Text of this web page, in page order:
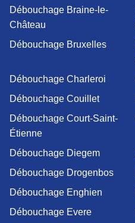
Débouchage Braine-le-
Château
Débouchage Bruxelles
Débouchage Charleroi
Débouchage Couillet
Débouchage Court-Saint-
Étienne
Débouchage Diegem
Débouchage Drogenbos
Débouchage Enghien
Débouchage Evere